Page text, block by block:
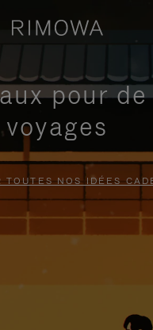
pour
voyages
TOUTES NOS IDÉES